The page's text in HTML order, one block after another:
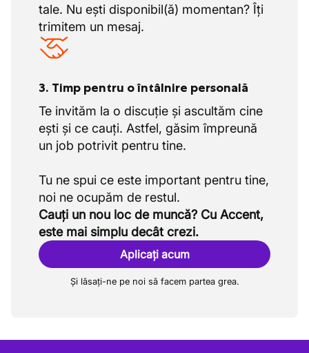
tale. Nu ești disponibil(ă) momentan? Îți
trimitem un mesaj.
3. Timp pentru o întâlnire personală
Te invităm la o discuție și ascultăm cine
ești și ce cauți. Astfel, găsim împreună
un job potrivit pentru tine.
Tu ne spui ce este important pentru tine,
Cauți un nou loc de muncă? Cu Accent,
este mai simplu decât crezi.
Aplicați acum
Și lăsați-ne pe noi să facem partea grea.